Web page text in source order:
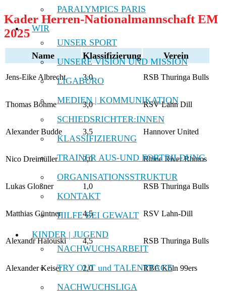
PARALYMPICS PARIS
WIR
UNSER SPORT
UNSERE VISION UND MISSION
LIGABÜRO
MEDIEN | KOMMUNIKATION
SCHIEDSRICHTER:INNEN
KLASSIFIZIERUNG
TRAINER AUS-UND FORTBILDUNG
ORGANISATIONSSTRUKTUR
KONTAKT
HILFE BEI GEWALT
KINDER | JUGEND
NACHWUCHSARBEIT
TRY OUT und TALENTTAGE
NACHWUCHSLIGA
Kader Herren-Nationalmannschaft EM
2025
Name Klassifizierung Verein
Jens-Eike Albrecht 3,0 RSB Thuringa Bulls
Thomas Böhme 3,0 RSV Lahn Dill
Alexander Budde 3,5 Hannover United
Nico Dreimüller 2,0 Rhine River Rhinos
Lukas Gloßner 1,0 RSB Thuringa Bulls
Matthias Güntner 4,5 RSV Lahn-Dill
Alexandr Halouski 4,5 RSB Thuringa Bulls
Alexander Keiser 2,0 RBC Köln 99ers